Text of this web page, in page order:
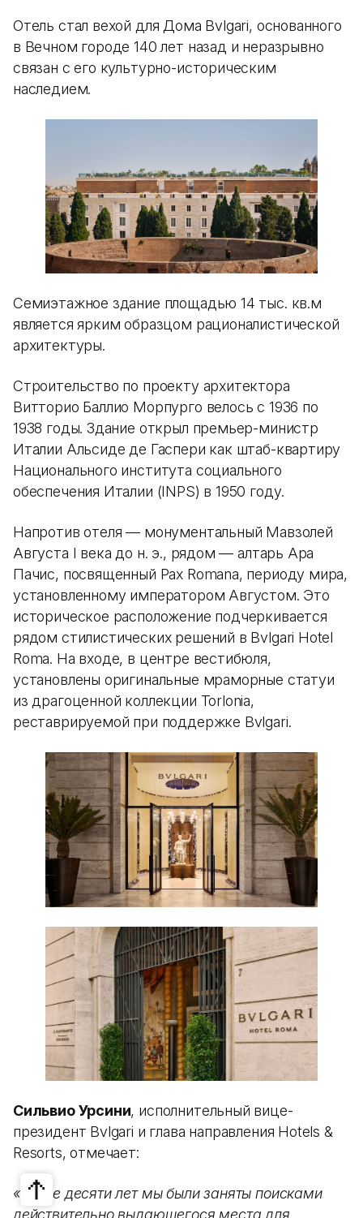
Отель стал вехой для Дома Bvlgari, основанного
в Вечном городе 140 лет назад и неразрывно
связан с его культурно-историческим
наследием.
Семиэтажное здание площадью 14 тыс. кв.м
является ярким образцом рационалистической
архитектуры.
Строительство по проекту архитектора
Витторио Баллио Морпурго велось с 1936 по
1938 годы. Здание открыл премьер-министр
Италии Альсиде де Гаспери как штаб-квартиру
Национального института социального
обеспечения Италии (INPS) в 1950 году.
Напротив отеля — монументальный Мавзолей
Августа I века до н. э., рядом — алтарь Ара
Пачис, посвященный Pax Romana, периоду мира,
установленному императором Августом. Это
историческое расположение подчеркивается
рядом стилистических решений в Bvlgari Hotel
Roma. На входе, в центре вестибюля,
установлены оригинальные мраморные статуи
из драгоценной коллекции Torlonia,
реставрируемой при поддержке Bvlgari.
Сильвио Урсини, исполнительный вице-
президент Bvlgari и глава направления Hotels &
Resorts, отмечает:
«Более десяти лет мы были заняты поисками
действительно выдающегося места для